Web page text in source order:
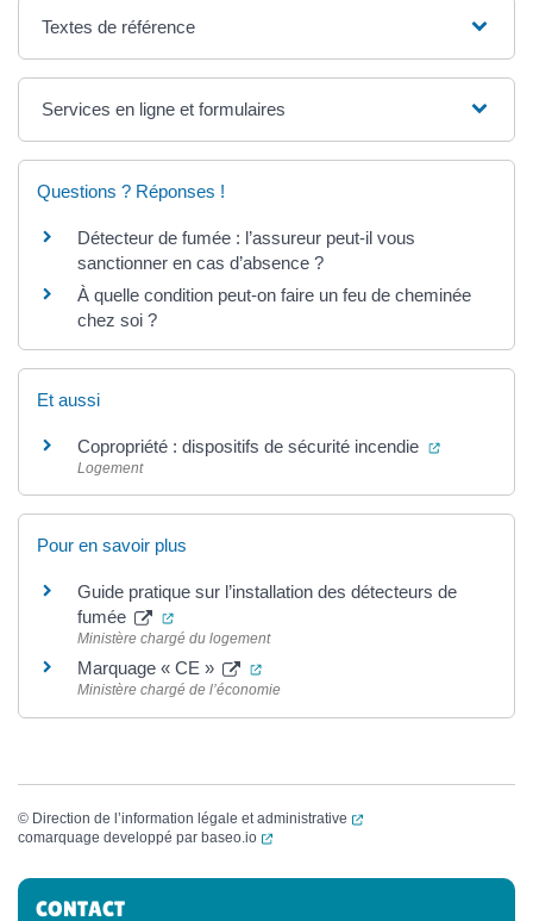
Textes de référence
Services en ligne et formulaires
Questions ? Réponses !
Détecteur de fumée : l’assureur peut-il vous
sanctionner en cas d’absence ?
À quelle condition peut-on faire un feu de cheminée
chez soi ?
Et aussi
Copropriété : dispositifs de sécurité incendie (ouverture
Logement
Pour en savoir plus
Guide pratique sur l’installation des détecteurs de
fumée
(ouverture dans un nouvel onglet)
Ministère chargé du logement
Marquage « CE » (ouverture dans un nouvel onglet)
Ministère chargé de l’économie
© Direction de l’information légale et administrative
(ouverture dans un
comarquage developpé par baseo.io (ouverture dans un nouvel onglet)
Informations complémentaires
CONTACT